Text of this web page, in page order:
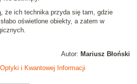
że ich technika przyda się tam, gdzie
oświetlone obiekty, a zatem w
Autor: Mariusz Błoński
i Kwantowej Informacji